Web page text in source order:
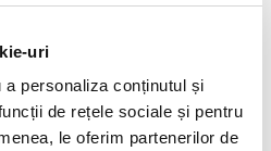
uri
personaliza conținutul și
de rețele sociale și pentru
le oferim partenerilor de
slides/slide7.jpg
slides/slide8.jpg